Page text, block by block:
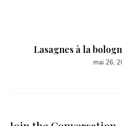
Lasagnes à la
mai 26,